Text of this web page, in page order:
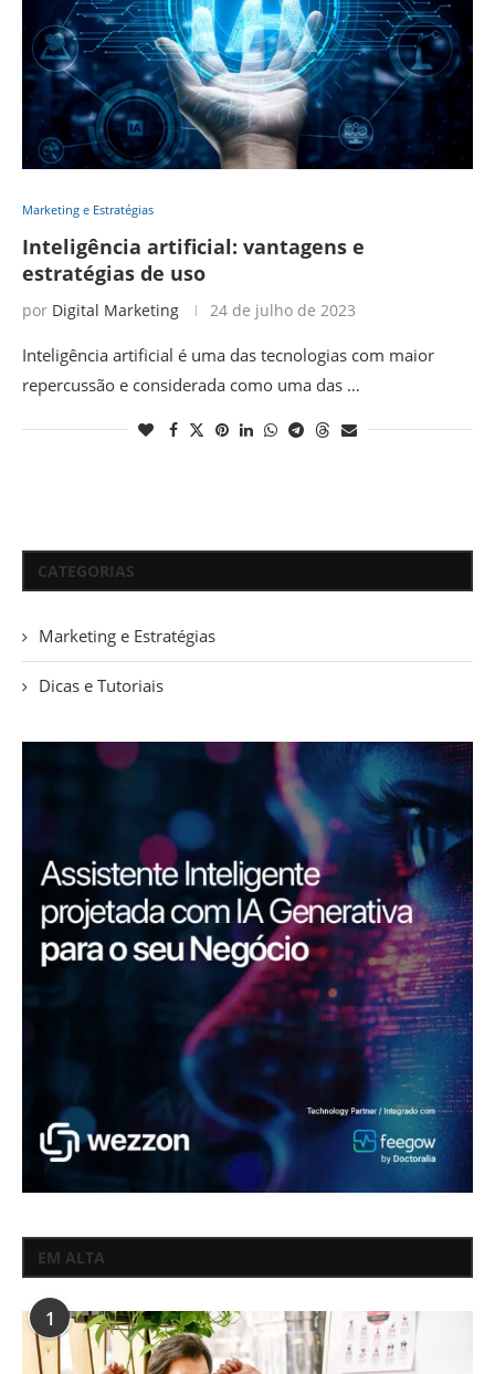
Marketing e Estratégias
Inteligência artificial: vantagens e
estratégias de uso
por Digital Marketing 24 de julho de 2023
Inteligência artificial é uma das tecnologias com maior
repercussão e considerada como uma das …
CATEGORIAS
Marketing e Estratégias
Dicas e Tutoriais
EM ALTA
1